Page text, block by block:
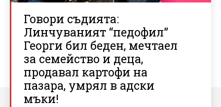
Говори съдията:
Линчуваният “педофил”
Георги бил беден, мечтаел
за семейство и деца,
продавал картофи на
пазара, умрял в адски
мъки!